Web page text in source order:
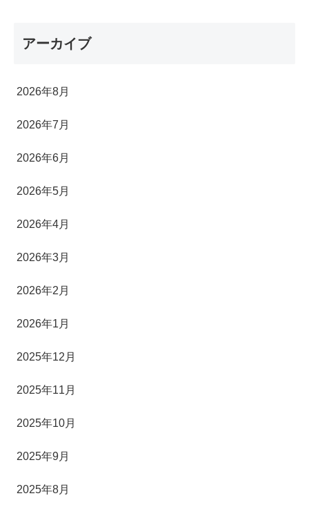
アーカイブ
2026年8月
2026年7月
2026年6月
2026年5月
2026年4月
2026年3月
2026年2月
2026年1月
2025年12月
2025年11月
2025年10月
2025年9月
2025年8月